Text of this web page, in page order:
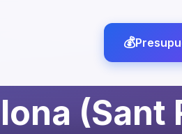
(Sant